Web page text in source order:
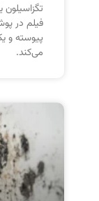
فیلم در
پیوسته و
می‌کند.